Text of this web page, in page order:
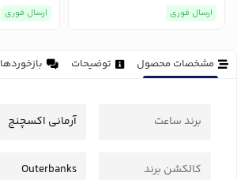
ارسال فوری ارسال فوری
مشخصات محصول توضیحات بازخوردها
برند ساعت آرمانی اکسچنج
کالکشن برند Outerbanks